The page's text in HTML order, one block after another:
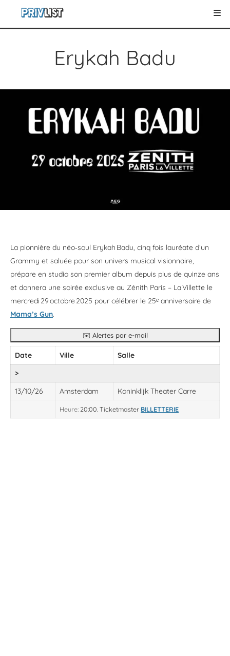
Erykah Badu
La pionnière du néo‑soul Erykah Badu, cinq fois lauréate d’un
Grammy et saluée pour son univers musical visionnaire,
prépare en studio son premier album depuis plus de quinze ans
et donnera une soirée exclusive au Zénith Paris – La Villette le
mercredi 29 octobre 2025 pour célébrer le 25ᵉ anniversaire de
Mama’s Gun.
✉️ Alertes par e-mail
Date Ville
Salle
>
13/10/26
Amsterdam Koninklijk Theater Carre
Heure: 20:00. Ticketmaster BILLETTERIE